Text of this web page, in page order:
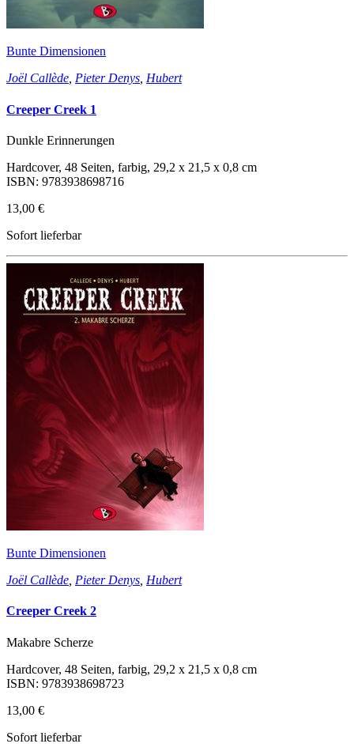
Bunte Dimensionen
Joël Callède, Pieter Denys, Hubert
Creeper Creek 1
Dunkle Erinnerungen
Hardcover, 48 Seiten, farbig, 29,2 x 21,5 x 0,8 cm
ISBN: 9783938698716
13,00 €
Sofort lieferbar
Bunte Dimensionen
Joël Callède Pieter Denys Hubert
Creeper Creek 2
Makabre Scherze
Hardcover, 48 Seiten, farbig, 29,2 x 21,5 x 0,8 cm
ISBN: 9783938698723
13,00 €
Sofort lieferbar